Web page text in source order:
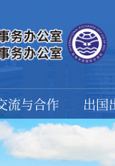
流与合作 出国